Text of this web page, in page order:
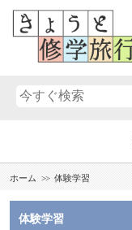
ホーム 体験学習
体験学習